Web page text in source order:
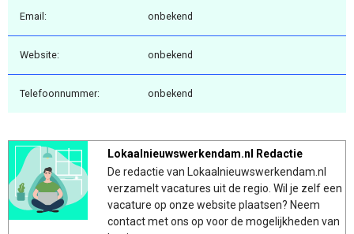
Email: onbekend
Website: onbekend
Telefoonnummer: onbekend
Lokaalnieuwswerkendam.nl Redactie
De redactie van Lokaalnieuwswerkendam.nl
verzamelt vacatures uit de regio. Wil je zelf een
vacature op onze website plaatsen? Neem
contact met ons op voor de mogelijkheden van